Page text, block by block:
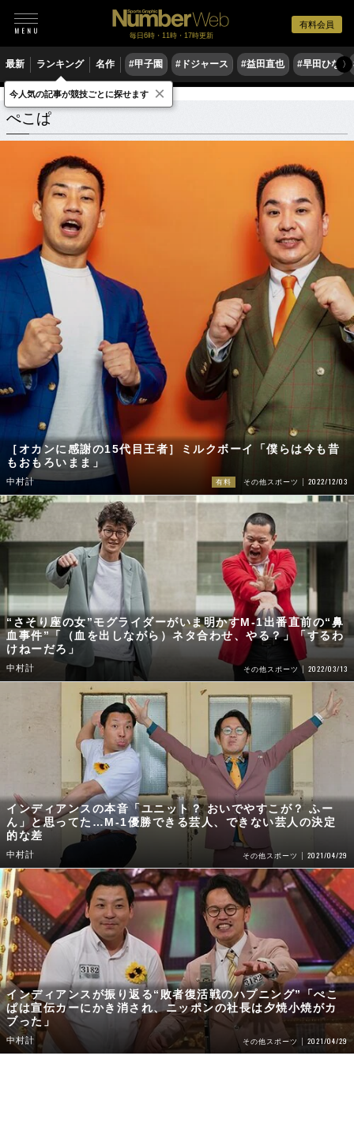
有料会員
毎日6時・11時・17時更新
最新 ランキング 名作 #甲子園 #ドジャース #益田直也 #早田ひな 〉
ぺこぱ 関連記事
ぺこぱ
［オカンに感謝の15代目王者］ミルクボーイ「僕らは今も昔
もおもろいまま」
中村計 有料 その他スポーツ 2022/12/03
“さそり座の女”モグライダーがいま明かすM-1出番直前の“鼻
血事件”「（血を出しながら）ネタ合わせ、やる？」「するわ
けねーだろ」
中村計 その他スポーツ 2022/03/13
インディアンスの本音「ユニット？ おいでやすこが？ ふー
ん」と思ってた…M-1優勝できる芸人、できない芸人の決定
的な差
中村計 その他スポーツ 2021/04/29
インディアンスが振り返る“敗者復活戦のハプニング”「ぺこ
ぱは宣伝カーにかき消され、ニッポンの社長は夕焼小焼がカ
ブった」
中村計 その他スポーツ 2021/04/29
今人気の記事が競技ごとに探せます ×